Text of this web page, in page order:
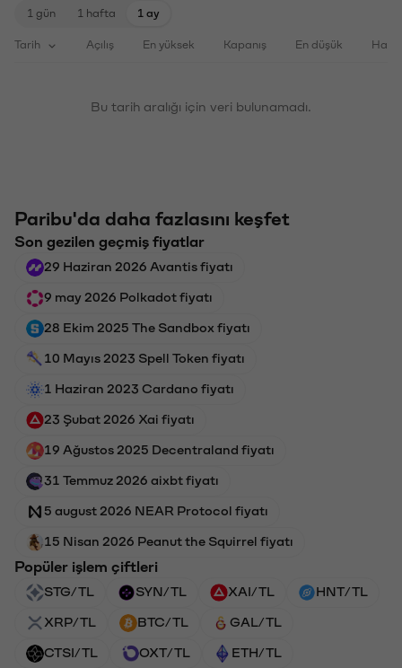
1 gün 1 hafta 1 ay
Tarih Açılış En yüksek Kapanış En düşük
Bu tarih aralığı için veri bulunamadı.
Paribu'da daha fazlasını keşfet
Son gezilen geçmiş fiyatlar
29 Haziran 2026 Avantis fiyatı
9 may 2026 Polkadot fiyatı
28 Ekim 2025 The Sandbox fiyatı
10 Mayıs 2023 Spell Token fiyatı
1 Haziran 2023 Cardano fiyatı
23 Şubat 2026 Xai fiyatı
19 Ağustos 2025 Decentraland fiyatı
31 Temmuz 2026 aixbt fiyatı
5 august 2026 NEAR Protocol fiyatı
15 Nisan 2026 Peanut the Squirrel fiyatı
Popüler işlem çiftleri
STG/TL SYN/TL XAI/TL HNT/TL
XRP/TL BTC/TL GAL/TL
CTSI/TL OXT/TL ETH/TL